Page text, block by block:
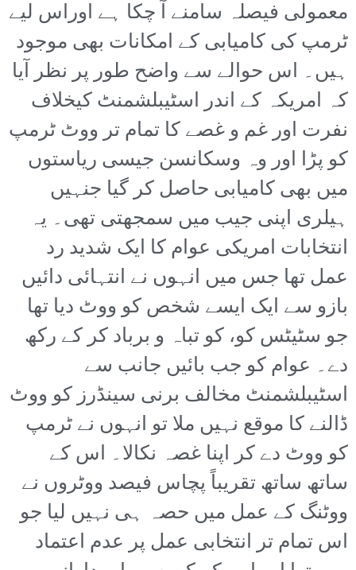
معمولی فیصلہ سامنے آ چکا ہے اوراس لیے
ٹرمپ کی کامیابی کے امکانات بھی موجود
ہیں۔ اس حوالے سے واضح طور پر نظر آیا
کہ امریکہ کے اندر اسٹیبلشمنٹ کیخلاف
نفرت اور غم و غصے کا تمام تر ووٹ ٹرمپ
کو پڑا اور وہ وسکانسن جیسی ریاستوں
میں بھی کامیابی حاصل کر گیا جنہیں
ہیلری اپنی جیب میں سمجھتی تھی۔ یہ
انتخابات امریکی عوام کا ایک شدید رد
عمل تھا جس میں انہوں نے انتہائی دائیں
بازو سے ایک ایسے شخص کو ووٹ دیا تھا
جو سٹیٹس کو، کو تباہ و برباد کر کے رکھ
دے۔ عوام کو جب بائیں جانب سے
اسٹیبلشمنٹ مخالف برنی سینڈرز کو ووٹ
ڈالنے کا موقع نہیں ملا تو انہوں نے ٹرمپ
کو ووٹ دے کر اپنا غصہ نکالا۔ اس کے
ساتھ ساتھ تقریباً پچاس فیصد ووٹروں نے
ووٹنگ کے عمل میں حصہ ہی نہیں لیا جو
اس تمام تر انتخابی عمل پر عدم اعتماد